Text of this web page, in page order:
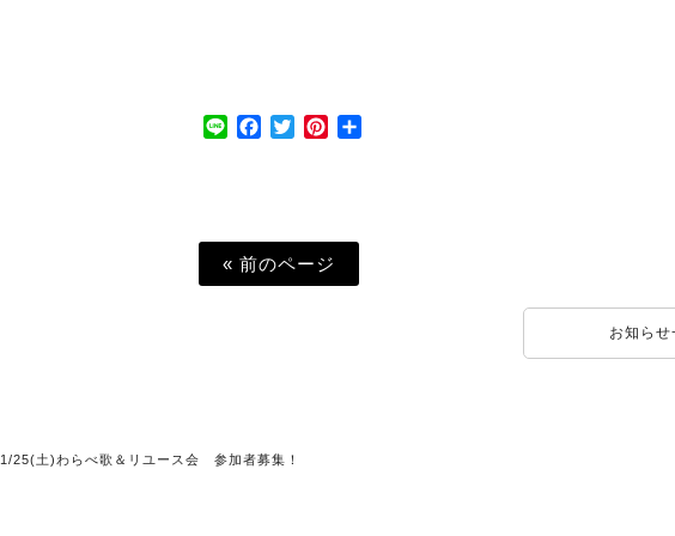
Line Facebook
TwitterPinterest
« 前のページ
お知らせ
1/25(土)わらべ歌＆リユース会 参加者募集！